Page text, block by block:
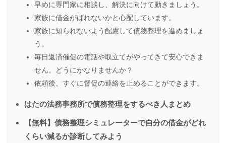
早めに専門家に相談し、解決に向けて動きましょう。
家族に借金がばれないかと心配しています。
家族に知られないよう配慮して債務整理を進めましょ
う。
毎日返済催促の電話や取立てがやってきて安心できま
せん。どうにかなりませんか？
依頼後、すぐに督促の連絡を止めることができます。
はたの法務事務所で債務整理をするべき人まとめ
【無料】債務整理シミュレーターで自分の借金がどれ
くらい減るか診断してみよう